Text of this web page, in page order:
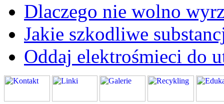
Dlaczego nie wolno
Jakie szkodliwe
Oddaj elektrośmieci do